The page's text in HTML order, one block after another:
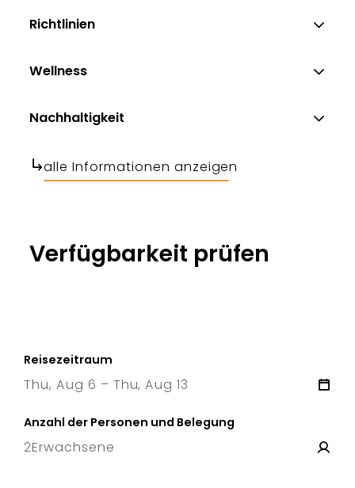
Richtlinien
Wellness
Nachhaltigkeit
alle Informationen anzeigen
Verfügbarkeit prüfen
Reisezeitraum
Thu, Aug 6 – Thu, Aug 13
Anzahl der Personen und Belegung
2Erwachsene